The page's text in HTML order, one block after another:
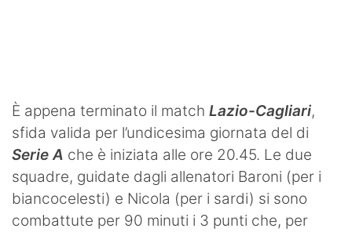
È appena terminato il match Lazio-Cagliari,
sfida valida per l’undicesima giornata del di
Serie A che è iniziata alle ore 20.45. Le due
squadre, guidate dagli allenatori Baroni (per i
biancocelesti) e Nicola (per i sardi) si sono
combattute per 90 minuti i 3 punti che, per